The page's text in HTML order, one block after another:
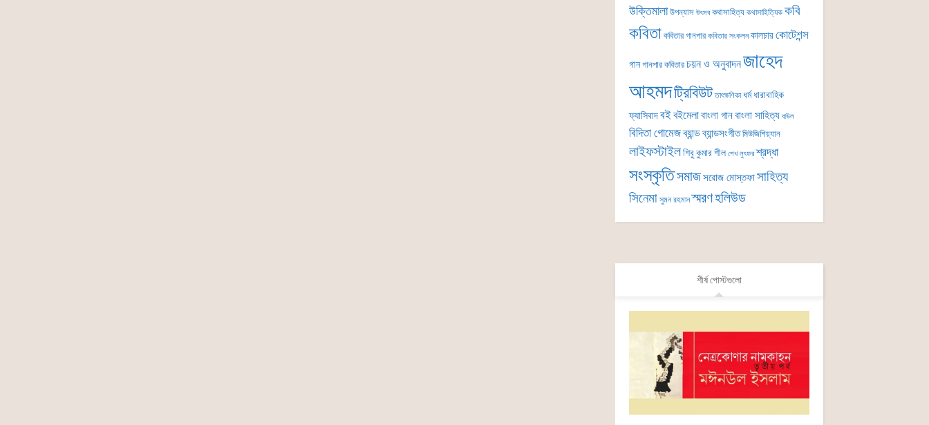
উক্তিমালা উপন্যাস উৎসব কথাসাহিত্য কথাসাহিত্যিক কবি
কবিতা কবিতার গানপার কবিতার সংকলন কালচারকোটেশন্স
গান গানপার কবিতার চয়ন ও অনুবাদনজাহেদ
আহমদট্রিবিউট তাৎক্ষণিকা ধর্ম ধারাবাহিক
ফ্যাসিবাদবইবইমেলাবাংলা গানবাংলা সাহিত্য বাউল
বিদিতা গোমেজব্যান্ডব্যান্ডসংগীত মিউজিশিয়্যান
লাইফস্টাইলশিবু কুমার শীল শেখ লুৎফর শ্রদ্ধা
সংস্কৃতিসমাজসরোজ মোস্তফাসাহিত্য
সিনেমা সুমন রহমান স্মরণহলিউড
শীর্ষ পোস্টগুলো